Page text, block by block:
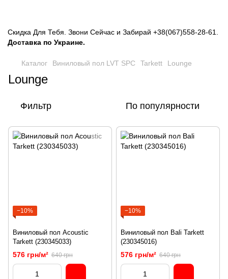
Скидка Для Тебя. Звони Сейчас и Забирай +38(067)558-28-61
Доставка по Украине.
Каталог Виниловый пол LVT SPC Tarkett Lounge
Lounge
Фильтр По популярности
−10%
Виниловый пол Acoustic
Tarkett (230345033)
576 грн/м² 640 грн
−10%
Виниловый пол Bali Tarkett
(230345016)
576 грн/м² 640 грн